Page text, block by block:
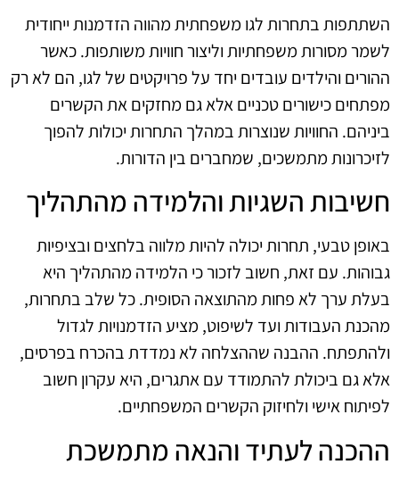
השתתפות בתחרות לגו משפחתית מהווה הזדמנות ייחודית
לשמר מסורות משפחתיות וליצור חוויות משותפות. כאשר
ההורים והילדים עובדים יחד על פרויקטים של לגו, הם לא רק
מפתחים כישורים טכניים אלא גם מחזקים את הקשרים
ביניהם. החוויות שנוצרות במהלך התחרות יכולות להפוך
לזיכרונות מתמשכים, שמחברים בין הדורות.
חשיבות השגיות והלמידה מהתהליך
באופן טבעי, תחרות יכולה להיות מלווה בלחצים ובציפיות
גבוהות. עם זאת, חשוב לזכור כי הלמידה מהתהליך היא
בעלת ערך לא פחות מהתוצאה הסופית. כל שלב בתחרות,
מהכנת העבודות ועד לשיפוט, מציע הזדמנויות לגדול
ולהתפתח. ההבנה שההצלחה לא נמדדת בהכרח בפרסים,
אלא גם ביכולת להתמודד עם אתגרים, היא עקרון חשוב
לפיתוח אישי ולחיזוק הקשרים המשפחתיים.
ההכנה לעתיד והנאה מתמשכת